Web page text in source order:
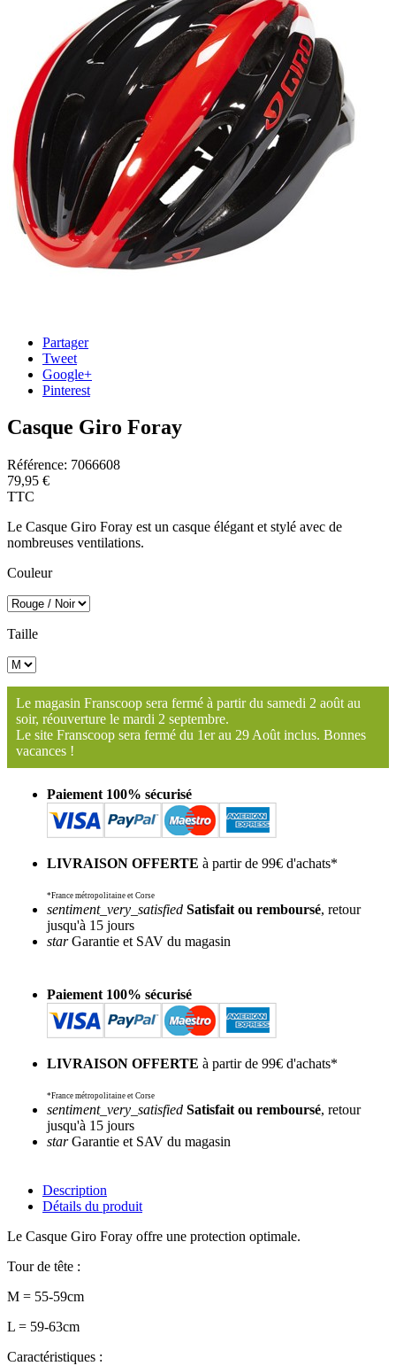
Partager
Tweet
Google+
Pinterest
Casque Giro Foray
Référence: 7066608
79,95 €
TTC
Le Casque Giro Foray est un casque élégant et stylé avec de
nombreuses ventilations.
Couleur
Taille
Le magasin Franscoop sera fermé à partir du samedi 2 août au
soir, réouverture le mardi 2 septembre.
Le site Franscoop sera fermé du 1er au 29 Août inclus. Bonnes
vacances !
Paiement 100% sécurisé
LIVRAISON OFFERTE à partir de 99€ d'achats*
*France métropolitaine et Corse
sentiment_very_satisfied Satisfait ou remboursé, retour
jusqu'à 15 jours
starGarantie et SAV du magasin
Paiement 100% sécurisé
LIVRAISON OFFERTE à partir de 99€ d'achats*
*France métropolitaine et Corse
sentiment_very_satisfied Satisfait ou remboursé, retour
jusqu'à 15 jours
starGarantie et SAV du magasin
Description
Détails du produit
Le Casque Giro Foray offre une protection optimale.
Tour de tête :
M = 55-59cm
L = 59-63cm
Caractéristiques :